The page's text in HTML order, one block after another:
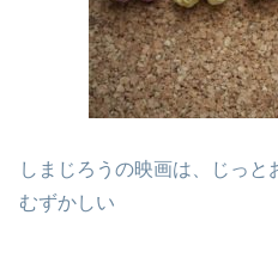
しまじろうの映画は、じっ
むずかしい